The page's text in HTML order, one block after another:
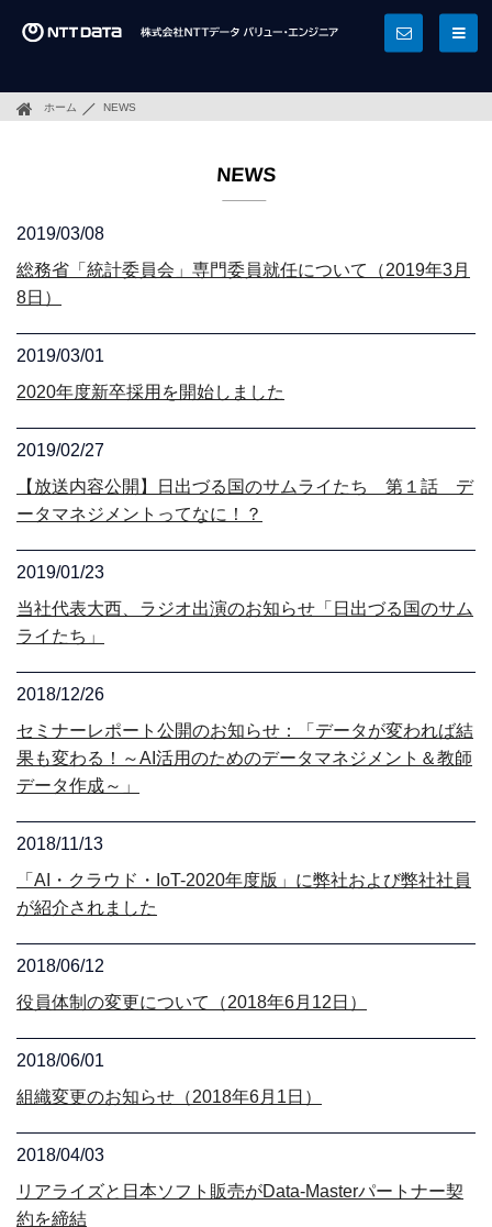
ホーム NEWS
NEWS
2019/03/08
総務省「統計委員会」専門委員就任について（2019年3月
8日）
2019/03/01
2020年度新卒採用を開始しました
2019/02/27
【放送内容公開】日出づる国のサムライたち 第１話 デ
ータマネジメントってなに！？
2019/01/23
当社代表大西、ラジオ出演のお知らせ「日出づる国のサム
ライたち」
2018/12/26
セミナーレポート公開のお知らせ：「データが変われば結
果も変わる！～AI活用のためのデータマネジメント＆教師
データ作成～」
2018/11/13
「AI・クラウド・IoT-2020年度版」に弊社および弊社社員
が紹介されました
2018/06/12
役員体制の変更について（2018年6月12日）
2018/06/01
組織変更のお知らせ（2018年6月1日）
2018/04/03
リアライズと日本ソフト販売がData-Masterパートナー契
約を締結